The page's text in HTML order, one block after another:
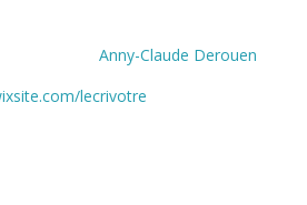
Anny-Claude Derouen
lecrivotre